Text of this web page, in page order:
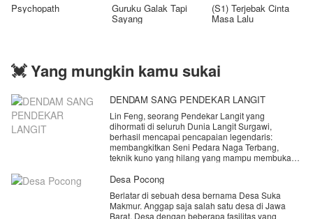
Psychopath Guruku Galak Tapi
Sayang
(S1) Terjebak Cinta
Masa Lalu
💓 Yang mungkin kamu sukai
DENDAM SANG PENDEKAR LANGIT
Lin Feng, seorang Pendekar Langit yang
dihormati di seluruh Dunia Langit Surgawi,
berhasil mencapai pencapaian legendaris:
membangkitkan Seni Pedara Naga Terbang,
teknik kuno yang hilang yang mampu membuka
menjadi bumerang. Kaisar Langit Xuan, penguasa
merancang konspirasi keji untuk mencuri
kekuatan Lin Feng—kekuatan yang hanya bisa
Desa Pocong
Berlatar di sebuah desa bernama Desa Suka
Makmur. Anggap saja salah satu desa di Jawa
Barat. Desa dengan beberapa fasilitas yang